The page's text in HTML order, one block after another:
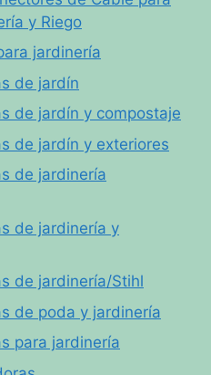
y Riego
jardinería
de jardín
de jardín y compostaje
de jardín y exteriores
de jardinería
de jardinería y
de jardinería/Stihl
de poda y jardinería
para jardinería